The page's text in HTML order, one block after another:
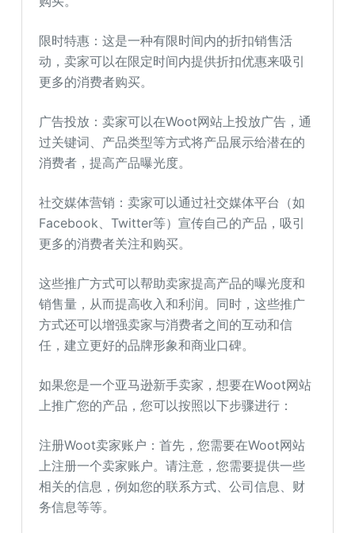
限时特惠：这是一种有限时间内的折扣销售活
动，卖家可以在限定时间内提供折扣优惠来吸引
更多的消费者购买。
广告投放：卖家可以在Woot网站上投放广告，通
过关键词、产品类型等方式将产品展示给潜在的
消费者，提高产品曝光度。
社交媒体营销：卖家可以通过社交媒体平台（如
Facebook、Twitter等）宣传自己的产品，吸引
更多的消费者关注和购买。
这些推广方式可以帮助卖家提高产品的曝光度和
销售量，从而提高收入和利润。同时，这些推广
方式还可以增强卖家与消费者之间的互动和信
任，建立更好的品牌形象和商业口碑。
如果您是一个亚马逊新手卖家，想要在Woot网站
上推广您的产品，您可以按照以下步骤进行：
注册Woot卖家账户：首先，您需要在Woot网站
上注册一个卖家账户。请注意，您需要提供一些
相关的信息，例如您的联系方式、公司信息、财
务信息等等。